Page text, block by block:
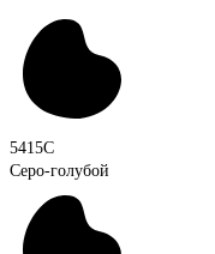
5415C
Серо-голубой